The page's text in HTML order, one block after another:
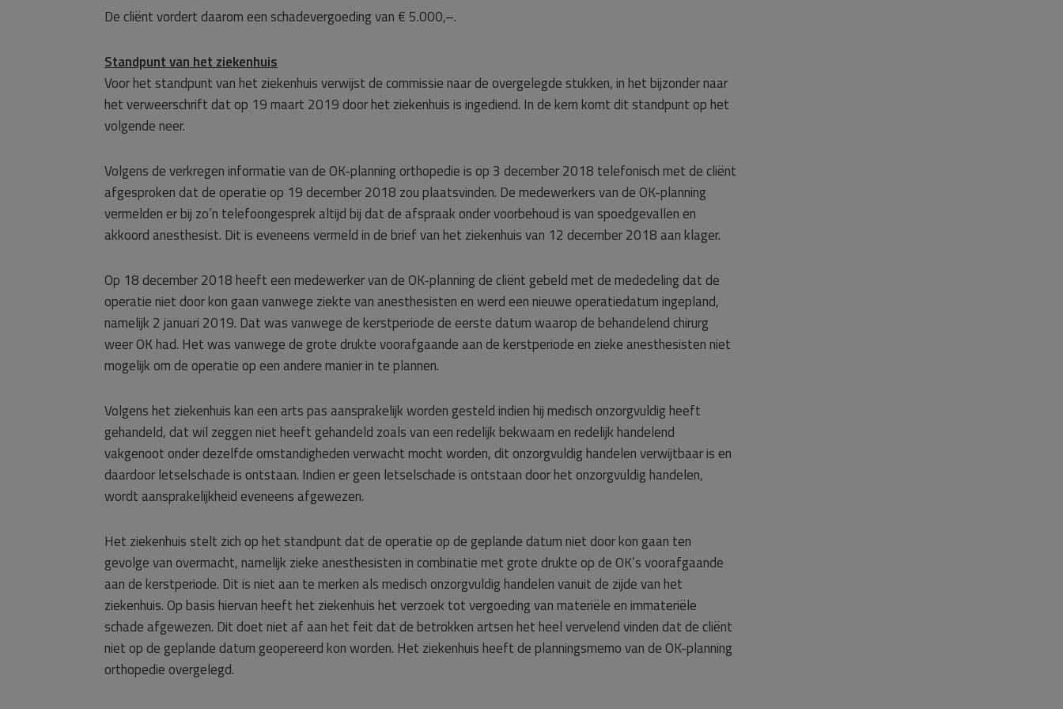
De cliënt vordert daarom een schadevergoeding van € 5.000,–.
Standpunt van het ziekenhuis
Voor het standpunt van het ziekenhuis verwijst de commissie naar de overgelegde stukken, in het bijzonder naar
het verweerschrift dat op 19 maart 2019 door het ziekenhuis is ingediend. In de kern komt dit standpunt op het
volgende neer.
Volgens de verkregen informatie van de OK-planning orthopedie is op 3 december 2018 telefonisch met de cliënt
afgesproken dat de operatie op 19 december 2018 zou plaatsvinden. De medewerkers van de OK-planning
vermelden er bij zo’n telefoongesprek altijd bij dat de afspraak onder voorbehoud is van spoedgevallen en
akkoord anesthesist. Dit is eveneens vermeld in de brief van het ziekenhuis van 12 december 2018 aan klager.
Op 18 december 2018 heeft een medewerker van de OK-planning de cliënt gebeld met de mededeling dat de
operatie niet door kon gaan vanwege ziekte van anesthesisten en werd een nieuwe operatiedatum ingepland,
namelijk 2 januari 2019. Dat was vanwege de kerstperiode de eerste datum waarop de behandelend chirurg
weer OK had. Het was vanwege de grote drukte voorafgaande aan de kerstperiode en zieke anesthesisten niet
mogelijk om de operatie op een andere manier in te plannen.
Volgens het ziekenhuis kan een arts pas aansprakelijk worden gesteld indien hij medisch onzorgvuldig heeft
gehandeld, dat wil zeggen niet heeft gehandeld zoals van een redelijk bekwaam en redelijk handelend
vakgenoot onder dezelfde omstandigheden verwacht mocht worden, dit onzorgvuldig handelen verwijtbaar is en
daardoor letselschade is ontstaan. Indien er geen letselschade is ontstaan door het onzorgvuldig handelen,
wordt aansprakelijkheid eveneens afgewezen.
Het ziekenhuis stelt zich op het standpunt dat de operatie op de geplande datum niet door kon gaan ten
gevolge van overmacht, namelijk zieke anesthesisten in combinatie met grote drukte op de OK’s voorafgaande
aan de kerstperiode. Dit is niet aan te merken als medisch onzorgvuldig handelen vanuit de zijde van het
ziekenhuis. Op basis hiervan heeft het ziekenhuis het verzoek tot vergoeding van materiële en immateriële
schade afgewezen. Dit doet niet af aan het feit dat de betrokken artsen het heel vervelend vinden dat de cliënt
niet op de geplande datum geopereerd kon worden. Het ziekenhuis heeft de planningsmemo van de OK-planning
orthopedie overgelegd.